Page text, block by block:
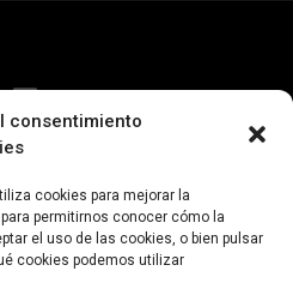
consentimiento
cookies para mejorar la
permitirnos conocer cómo la
el uso de las cookies, o bien pulsar
cookies podemos utilizar